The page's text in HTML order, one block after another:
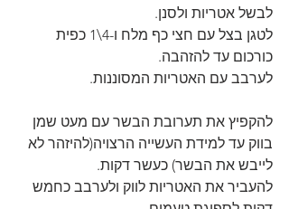
לבשל אטריות ולסנן.
לטגן בצל עם חצי כף מלח ו-4\1 כפית
כורכום עד להזהבה.
לערבב עם האטריות המסוננות.
להקפיץ את תערובת הבשר עם מעט שמן
בווק עד למידת העשייה הרצויה(להיזהר לא
לייבש את הבשר) כעשר דקות.
להעביר את האטריות לווק ולערבב כחמש